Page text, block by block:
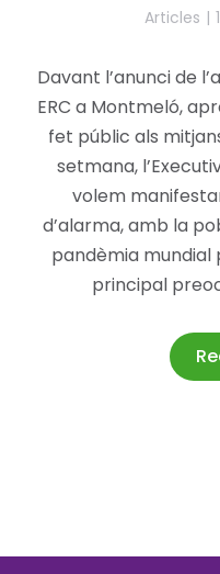
Articles
Davant l’anunci de
ERC a Montmeló,
fet públic als
setmana,
volem
d’alarma, amb la
pandèmia mundial
principal